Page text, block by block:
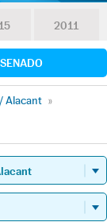
2011
SENADO
Alacant »